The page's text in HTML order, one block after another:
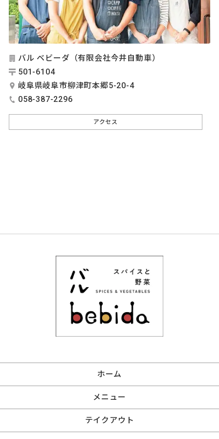
バル ベビーダ（有限会社今井自動車）
501-6104
岐阜県岐阜市柳津町本郷5-20-4
058-387-2296
アクセス
ホーム
メニュー
テイクアウト